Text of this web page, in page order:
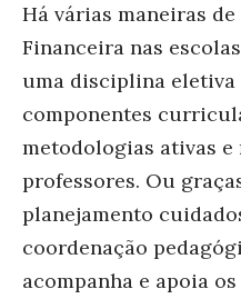
Há várias maneiras
Financeira nas
uma disciplina
componentes
metodologias ativas
professores. Ou
planejamento
coordenação
acompanha e apoia